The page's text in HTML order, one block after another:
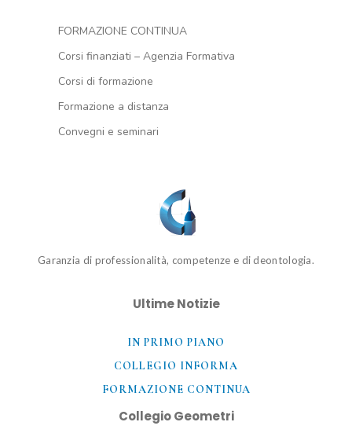
FORMAZIONE CONTINUA
Corsi finanziati – Agenzia Formativa
Corsi di formazione
Formazione a distanza
Convegni e seminari
Garanzia di professionalità, competenze e di deontologia.
Ultime Notizie
IN PRIMO PIANO
COLLEGIO INFORMA
FORMAZIONE CONTINUA
Collegio Geometri